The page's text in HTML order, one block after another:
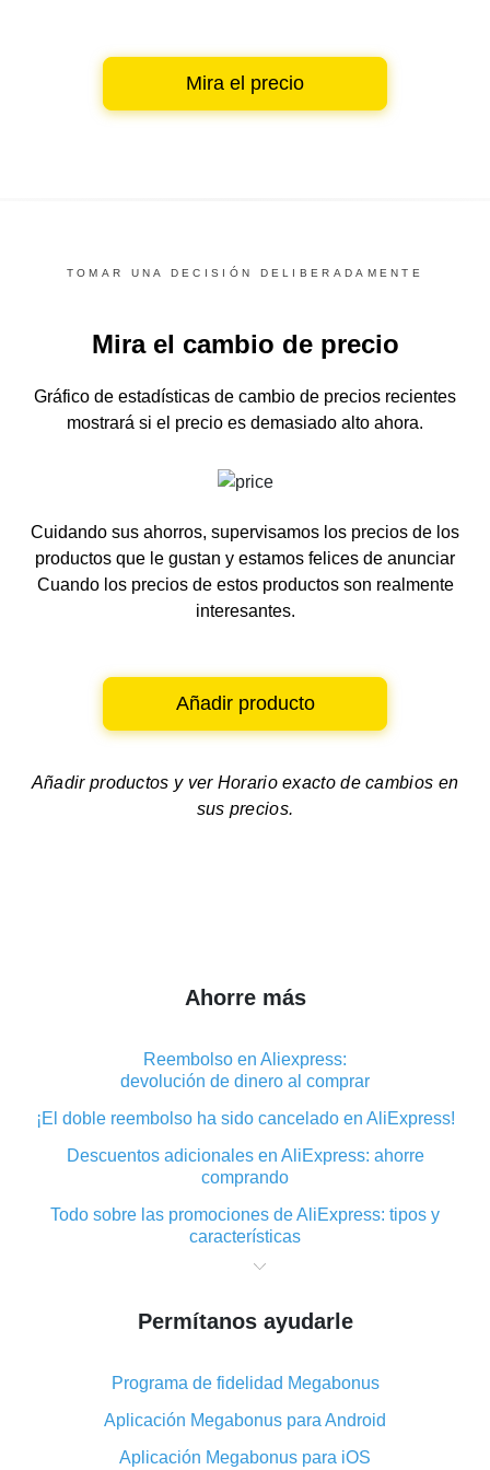
Mira el precio
TOMAR UNA DECISIÓN DELIBERADAMENTE
Mira el cambio de precio
Gráfico de estadísticas de cambio de precios recientes
mostrará si el precio es demasiado alto ahora.
Cuidando sus ahorros, supervisamos los precios de los
productos que le gustan y estamos felices de anunciar
Cuando los precios de estos productos son realmente
interesantes.
Añadir producto
Añadir productos y verHorario exacto de cambios en
sus precios.
Ahorre más
Reembolso en Aliexpress:
devolución de dinero al comprar
¡El doble reembolso ha sido cancelado en AliExpress!
Descuentos adicionales en AliExpress: ahorre
comprando
Todo sobre las promociones de AliExpress: tipos y
características
Qué es el reembolso «cashback» en AliExpress:
Dónde descargar la aplicación de reembolso en
En qué consiste el complemento de reembolso de
AliExpress y cuáles son sus ventajas
Reembolso desde la aplicación móvil de AliExpress:
Permítanos ayudarle
Programa de fidelidad Megabonus
Aplicación Megabonus para Android
Aplicación Megabonus para iOS